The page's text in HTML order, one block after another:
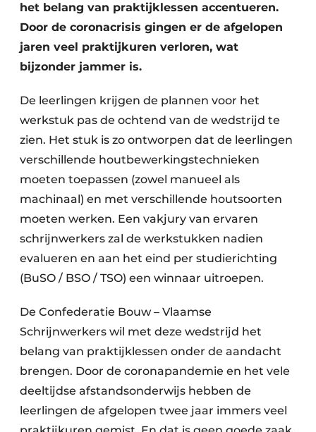
Keukens
Renovatie
Toegangscontrole
Veiligheid & Opleiding
Zonwering
het belang van praktijklessen accentueren.
Door de coronacrisis gingen er de afgelopen
jaren veel praktijkuren verloren, wat
bijzonder jammer is.
De leerlingen krijgen de plannen voor het
werkstuk pas de ochtend van de wedstrijd te
zien. Het stuk is zo ontworpen dat de leerlingen
verschillende houtbewerkingstechnieken
moeten toepassen (zowel manueel als
machinaal) en met verschillende houtsoorten
moeten werken. Een vakjury van ervaren
schrijnwerkers zal de werkstukken nadien
evalueren en aan het eind per studierichting
(BuSO / BSO / TSO) een winnaar uitroepen.
De Confederatie Bouw – Vlaamse
Schrijnwerkers wil met deze wedstrijd het
belang van praktijklessen onder de aandacht
brengen. Door de coronapandemie en het vele
deeltijdse afstandsonderwijs hebben de
leerlingen de afgelopen twee jaar immers veel